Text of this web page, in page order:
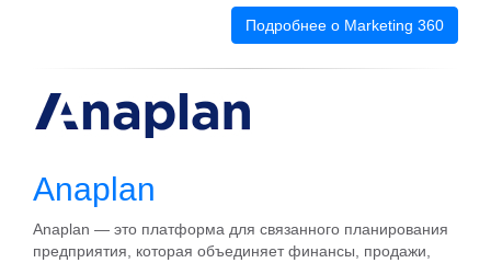
Подробнее о Marketing 360
Anaplan
Anaplan — это платформа для связанного планирования
предприятия, которая объединяет финансы, продажи,